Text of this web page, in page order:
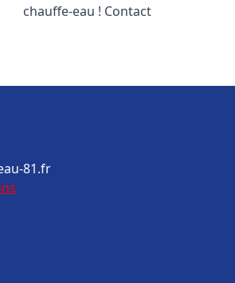
chauffe-eau ! Contact
81.fr